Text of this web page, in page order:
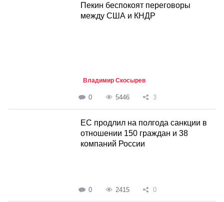
Пекин беспокоят переговоры
между США и КНДР
Владимир Скосырев
0 5446 3
ЕС продлил на полгода санкции в
отношении 150 граждан и 38
компаний России
0 2415 0